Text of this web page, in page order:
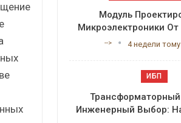
Модуль
Микроэлектроники От
--> 4 недели
ИБП
Инженерный Выбор: